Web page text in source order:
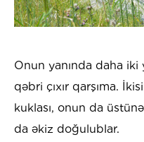
Onun yanında daha iki
qəbri çıxır qarşıma.
kuklası, onun da
da əkiz doğulublar.